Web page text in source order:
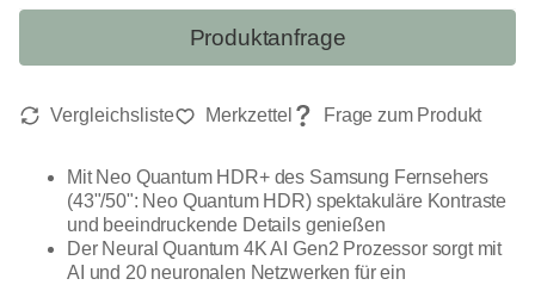
Mit Neo Quantum HDR+ des Samsung Fernsehers
(43"/50": Neo Quantum HDR) spektakuläre Kontraste
und beeindruckende Details genießen
Der Neural Quantum 4K AI Gen2 Prozessor sorgt mit
AI und 20 neuronalen Netzwerken für ein
Produktanfrage